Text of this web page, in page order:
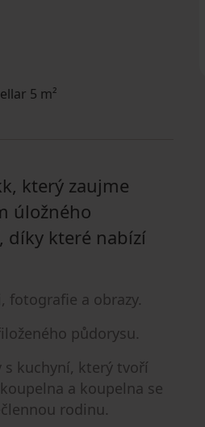
5 m²
který zaujme
úložného
díky které nabízí
fotografie a obrazy.
půdorysu.
kuchyní, který tvoří
a koupelna se
rodinu.